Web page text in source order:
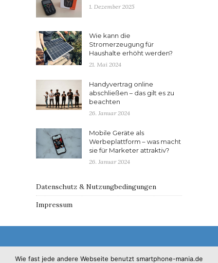
1. Dezember 2025
Wie kann die
Stromerzeugung für
Haushalte erhöht werden?
21. Mai 2024
Handyvertrag online
abschließen – das gilt es zu
beachten
26. Januar 2024
Mobile Geräte als
Werbeplattform – was macht
sie für Marketer attraktiv?
26. Januar 2024
Datenschutz & Nutzungbedingungen
Impressum
Wie fast jede andere Webseite benutzt smartphone-mania.de